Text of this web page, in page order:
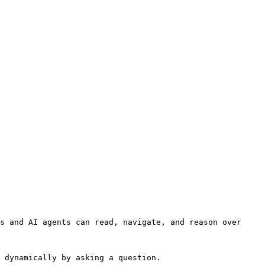
and AI agents can read, navigate, and reason over
by asking a question.